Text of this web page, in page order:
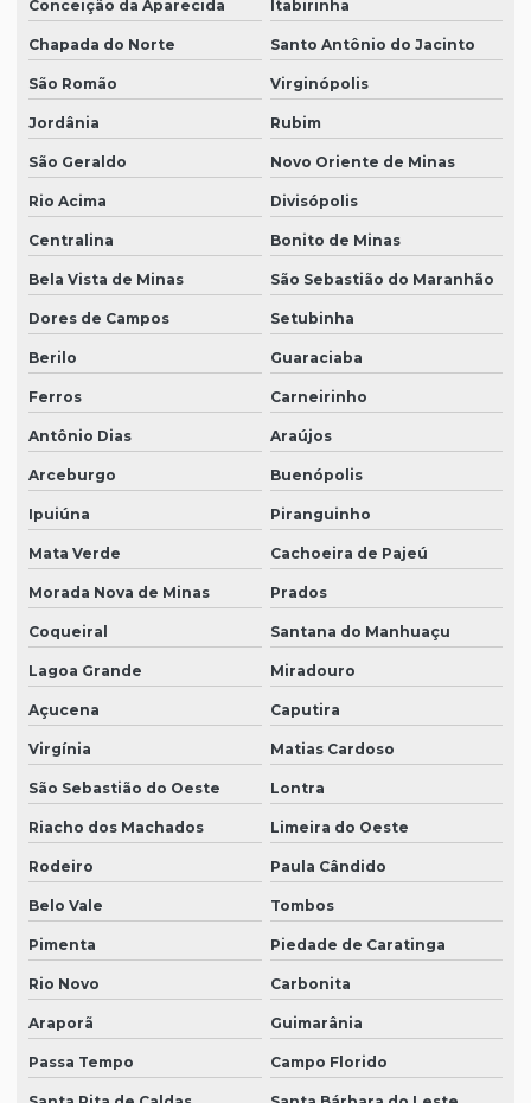
Conceição da Aparecida Itabirinha
Chapada do Norte Santo Antônio do Jacinto
São Romão Virginópolis
Jordânia Rubim
São Geraldo Novo Oriente de Minas
Rio Acima Divisópolis
Centralina Bonito de Minas
Bela Vista de Minas São Sebastião do Maranhão
Dores de Campos Setubinha
Berilo Guaraciaba
Ferros Carneirinho
Antônio Dias Araújos
Arceburgo Buenópolis
Ipuiúna Piranguinho
Mata Verde Cachoeira de Pajeú
Morada Nova de Minas Prados
Coqueiral Santana do Manhuaçu
Lagoa Grande Miradouro
Açucena Caputira
Virgínia Matias Cardoso
São Sebastião do Oeste Lontra
Riacho dos Machados Limeira do Oeste
Rodeiro Paula Cândido
Belo Vale Tombos
Pimenta Piedade de Caratinga
Rio Novo Carbonita
Araporã Guimarânia
Passa Tempo Campo Florido